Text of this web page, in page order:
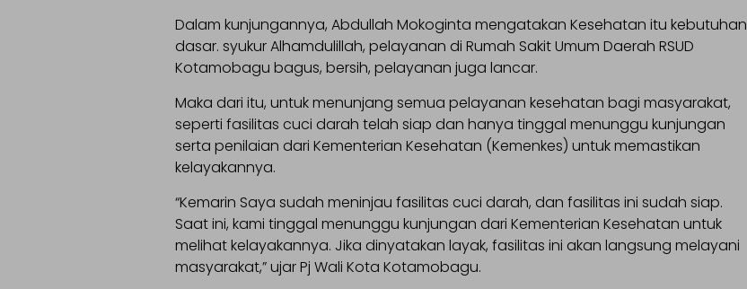
Dalam kunjungannya, Abdullah Mokoginta mengatakan Kesehatan itu kebutuhan
dasar. syukur Alhamdulillah, pelayanan di Rumah Sakit Umum Daerah RSUD
Kotamobagu bagus, bersih, pelayanan juga lancar.
Maka dari itu, untuk menunjang semua pelayanan kesehatan bagi masyarakat,
seperti fasilitas cuci darah telah siap dan hanya tinggal menunggu kunjungan
serta penilaian dari Kementerian Kesehatan (Kemenkes) untuk memastikan
kelayakannya.
“Kemarin Saya sudah meninjau fasilitas cuci darah, dan fasilitas ini sudah siap.
Saat ini, kami tinggal menunggu kunjungan dari Kementerian Kesehatan untuk
melihat kelayakannya. Jika dinyatakan layak, fasilitas ini akan langsung melayani
masyarakat,” ujar Pj Wali Kota Kotamobagu.